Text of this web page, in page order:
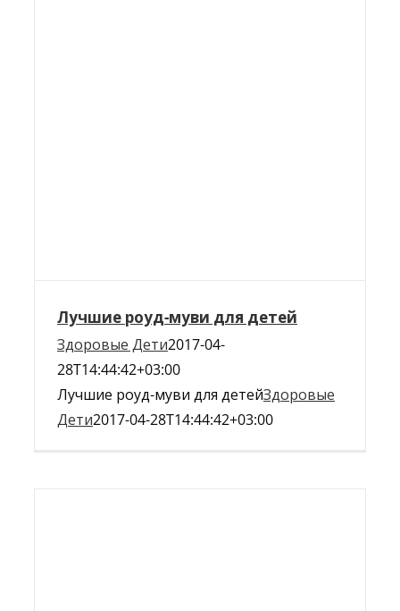
Лучшие роуд-муви для детей
Здоровые Дети2017-04-
28T14:44:42+03:00
Лучшие роуд-муви для детейЗдоровые
Дети2017-04-28T14:44:42+03:00